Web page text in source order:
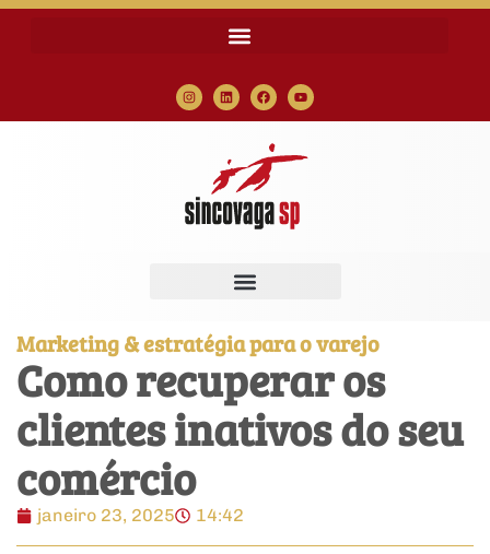
Marketing & estratégia para o varejo
Como recuperar os
clientes inativos do seu
comércio
janeiro 23, 2025 14:42